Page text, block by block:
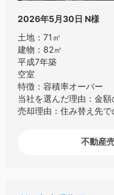
2026年5月30日 N様
土地：71㎡
建物：82㎡
平成7年築
空室
特徴：容積率オーバー
当社を選んだ理由：金
売却理由：住み替え先
不動産